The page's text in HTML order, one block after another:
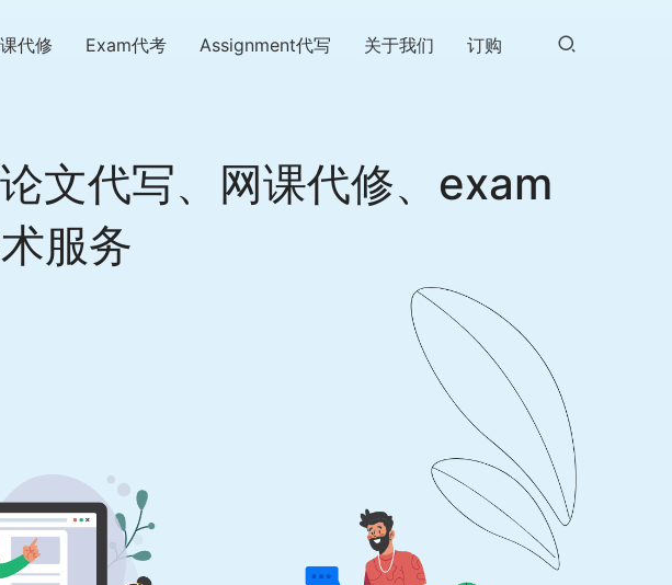
代修 Exam代考 Assignment代写 关于我们 订购
文代写、网课代修、exam
服务